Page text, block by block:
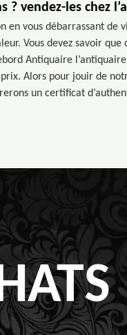
? vendez-les chez
vous débarrassant de
Vous devez savoir
Antiquaire
Alors pour jouir de
un certificat